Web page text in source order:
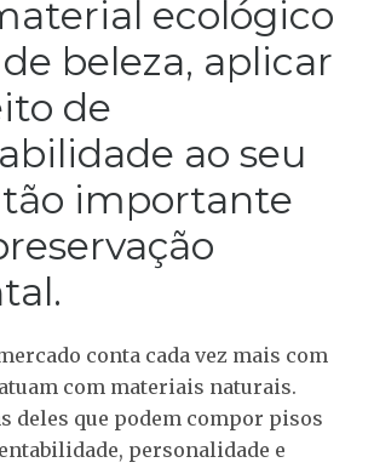
ecológico
beleza, aplicar
de
ao seu
importante
conta cada vez mais com
com materiais naturais.
deles que podem compor pisos
personalidade e